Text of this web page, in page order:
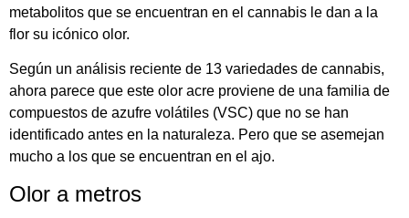
metabolitos que se encuentran en el cannabis le dan a la
flor su icónico olor.
Según un análisis reciente de 13 variedades de cannabis,
ahora parece que este olor acre proviene de una familia de
compuestos de azufre volátiles (VSC) que no se han
identificado antes en la naturaleza. Pero que se asemejan
mucho a los que se encuentran en el ajo.
Olor a metros